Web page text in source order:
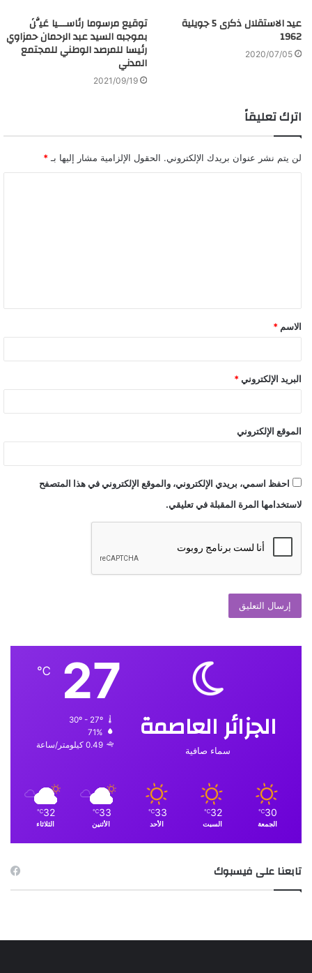
عيد الاستقلال ذكرى 5 جويلية
1962
2020/07/05
توقيع مرسوما رئاســـيا عَيَّنَ
بموجبه السيد عبد الرحمان حمزاوي
رئيسا للمرصد الوطني للمجتمع
المدني
2021/09/19
اترك تعليقاً
لن يتم نشر عنوان بريدك الإلكتروني. الحقول الإلزامية مشار إليها بـ *
ق
*
الاسم *
البريد الإلكتروني *
الموقع الإلكتروني
احفظ اسمي، بريدي الإلكتروني، والموقع الإلكتروني في هذا المتصفح
لاستخدامها المرة المقبلة في تعليقي.
الجزائر العاصمة
سماء صافية
27
℃
30º - 27º
71%
0.49 كيلومتر/ساعة
30
℃
الجمعة
32
℃
السبت
33
℃
الأحد
33
℃
الأثنين
32
℃
الثلاثاء
تابعنا على فيسبوك